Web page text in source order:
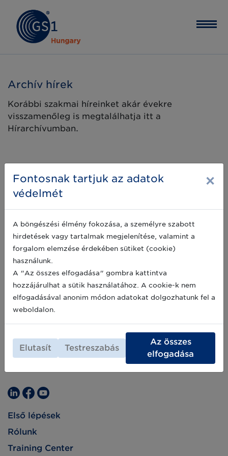
Archív hírek
Korábbi szakmai híreinket akár évekre
visszamenőleg is megtalálhatja itt a
Hírarchívumban.
Első lépések
Rólunk
Training Center
Fontosnak tartjuk az adatok
védelmét
×
A böngészési élmény fokozása, a személyre szabott
hirdetések vagy tartalmak megjelenítése, valamint a
forgalom elemzése érdekében sütiket (cookie)
használunk.
A "Az összes elfogadása" gombra kattintva
hozzájárulhat a sütik használatához. A cookie-k nem
elfogadásával anonim módon adatokat dolgozhatunk fel a
weboldalon.
Elutasít Testreszabás
Az összes
elfogadása